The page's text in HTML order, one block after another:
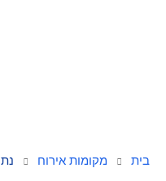
בית מקומות אירוח